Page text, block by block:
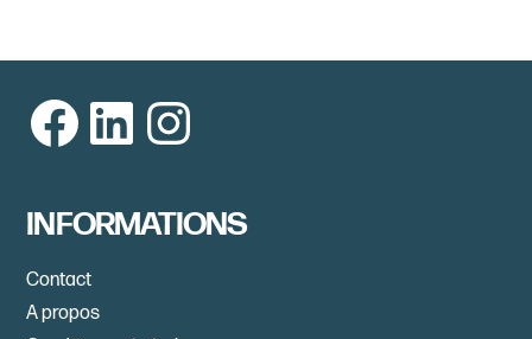
Facebook
LinkedIn
Instagram
INFORMATIONS
Contact
A propos